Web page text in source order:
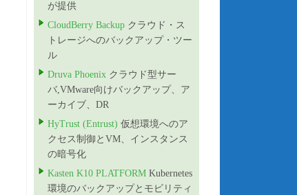
が提供
CloudBerry Backup クラウド・ス
トレージへのバックアップ・ツー
ル
Druva Phoenix クラウド型サー
バ,VMware向けバックアップ、ア
ーカイブ、DR
HyTrust (Entrust) 仮想環境へのア
クセス制御とVM、インスタンス
の暗号化
Kasten K10 PLATFORM Kubernetes
環境のバックアップとモビリティ